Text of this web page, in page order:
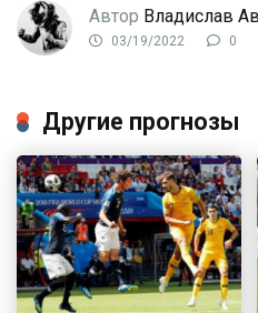
Автор Владислав
03/19/2022 0
Другие прогнозы